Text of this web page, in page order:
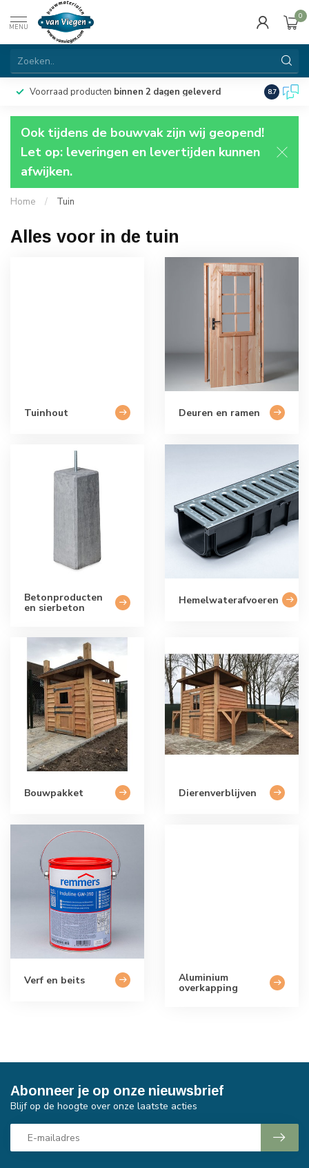
MENU
0
Voorraad producten binnen 2 dagen geleverd 8.7
Ook tijdens de bouwvak zijn wij geopend!
Let op: leveringen en levertijden kunnen
afwijken.
Home / Tuin
Alles voor in de tuin
Tuinhout Deuren en ramen
Betonproducten
en sierbeton
Hemelwaterafvoeren
Bouwpakket Dierenverblijven
Verf en beits Aluminium
overkapping
Abonneer je op onze nieuwsbrief
Blijf op de hoogte over onze laatste acties